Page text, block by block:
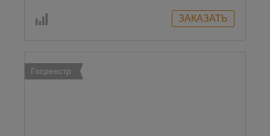
Госреестр